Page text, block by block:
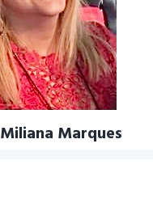
Miliana Marques